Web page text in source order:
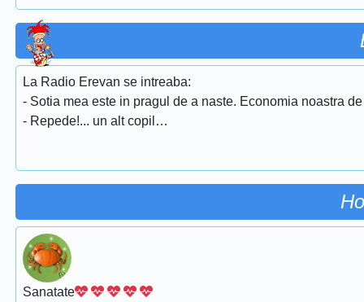
La Radio Erevan se intreaba:
- Sotia mea este in pragul de a naste. Economia noastra
- Repede!... un alt copil…
Sanatate